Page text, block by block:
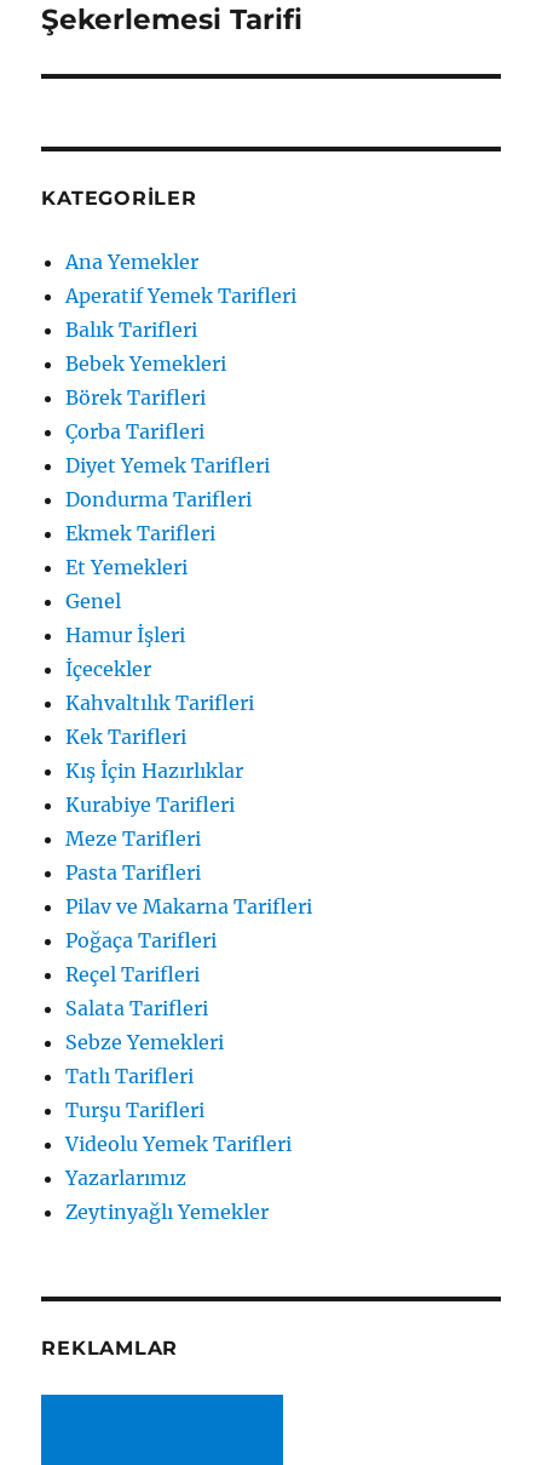
yazı:
Şekerlemesi Tarifi
KATEGORILER
Ana Yemekler
Aperatif Yemek Tarifleri
Balık Tarifleri
Bebek Yemekleri
Börek Tarifleri
Çorba Tarifleri
Diyet Yemek Tarifleri
Dondurma Tarifleri
Ekmek Tarifleri
Et Yemekleri
Genel
Hamur İşleri
İçecekler
Kahvaltılık Tarifleri
Kek Tarifleri
Kış İçin Hazırlıklar
Kurabiye Tarifleri
Meze Tarifleri
Pasta Tarifleri
Pilav ve Makarna Tarifleri
Poğaça Tarifleri
Reçel Tarifleri
Salata Tarifleri
Sebze Yemekleri
Tatlı Tarifleri
Turşu Tarifleri
Videolu Yemek Tarifleri
Yazarlarımız
Zeytinyağlı Yemekler
REKLAMLAR